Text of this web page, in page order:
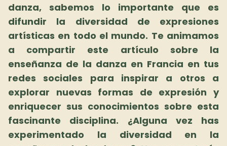
danza, sabemos lo importante que es
difundir la diversidad de expresiones
artísticas en todo el mundo. Te animamos
a compartir este artículo sobre la
enseñanza de la danza en Francia en tus
redes sociales para inspirar a otros a
explorar nuevas formas de expresión y
enriquecer sus conocimientos sobre esta
fascinante disciplina. ¿Alguna vez has
experimentado la diversidad en la